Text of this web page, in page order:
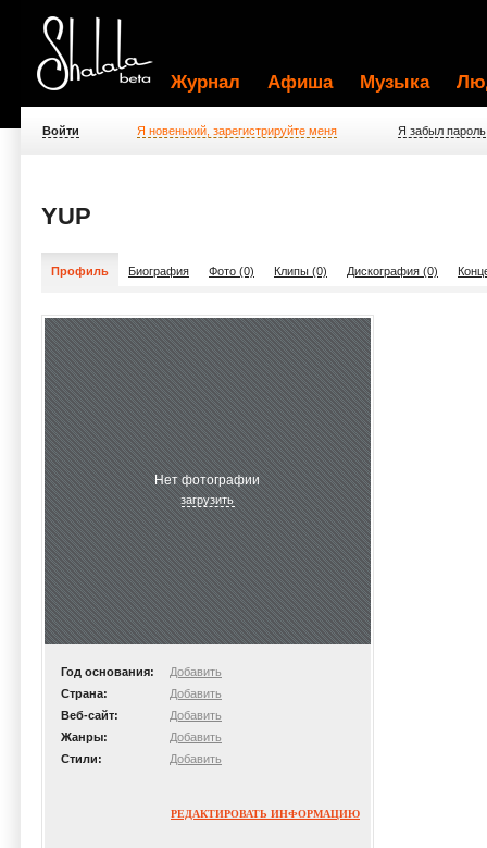
Журнал Афиша Музыка
Войти Я новенький, зарегистрируйте меня Я забыл пароль
YUP
Профиль Биография Фото (0) Клипы (0) Дискография (0)
Нет фотографии
загрузить
Год основания:
Добавить
Страна:
Добавить
Веб-сайт:
Добавить
Жанры:
Добавить
Стили:
Добавить
РЕДАКТИРОВАТЬ ИНФОРМАЦИЮ